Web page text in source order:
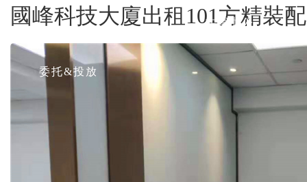
共享辦公
委托&投放
國峰科技大廈出租101方精裝配